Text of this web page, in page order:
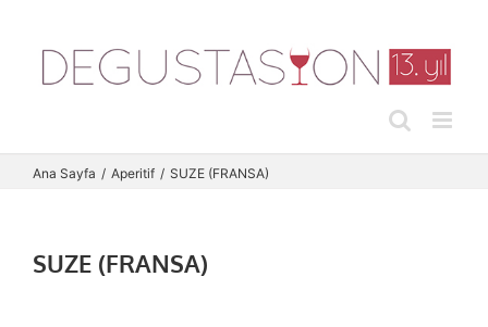
content
Ana Sayfa Aperitif SUZE (FRANSA)
SUZE (FRANSA)